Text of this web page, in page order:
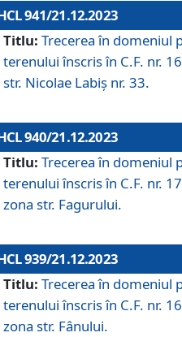
941/21.12.2023
Titlu: Trecerea în domeniul
terenului înscris în C.F. nr.
str. Nicolae Labiș nr. 33.
940/21.12.2023
Titlu: Trecerea în domeniul
terenului înscris în C.F. nr.
zona str. Fagurului.
939/21.12.2023
Titlu: Trecerea în domeniul
terenului înscris în C.F. nr.
zona str. Fânului.